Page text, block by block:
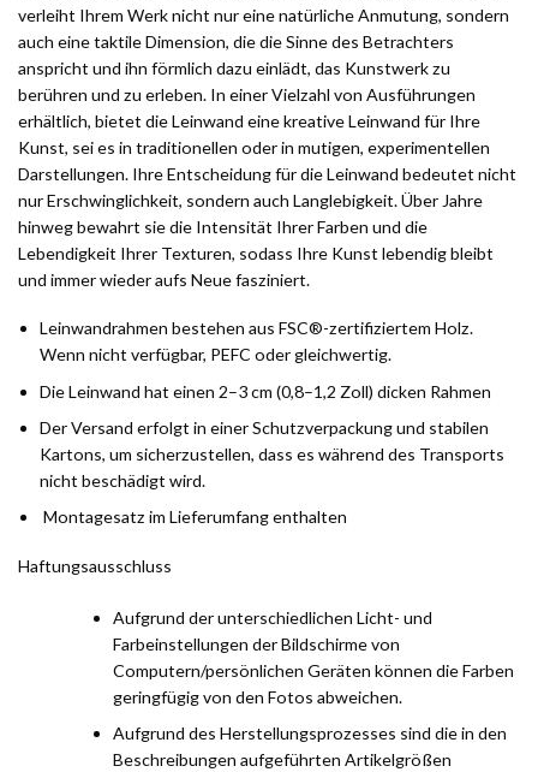
verleiht Ihrem Werk nicht nur eine natürliche Anmutung, sondern
auch eine taktile Dimension, die die Sinne des Betrachters
anspricht und ihn förmlich dazu einlädt, das Kunstwerk zu
berühren und zu erleben. In einer Vielzahl von Ausführungen
erhältlich, bietet die Leinwand eine kreative Leinwand für Ihre
Kunst, sei es in traditionellen oder in mutigen, experimentellen
Darstellungen. Ihre Entscheidung für die Leinwand bedeutet nicht
nur Erschwinglichkeit, sondern auch Langlebigkeit. Über Jahre
hinweg bewahrt sie die Intensität Ihrer Farben und die
Lebendigkeit Ihrer Texturen, sodass Ihre Kunst lebendig bleibt
und immer wieder aufs Neue fasziniert.
Leinwandrahmen bestehen aus FSC®-zertifiziertem Holz.
Wenn nicht verfügbar, PEFC oder gleichwertig.
Die Leinwand hat einen 2–3 cm (0,8–1,2 Zoll) dicken Rahmen
Der Versand erfolgt in einer Schutzverpackung und stabilen
Kartons, um sicherzustellen, dass es während des Transports
nicht beschädigt wird.
Montagesatz im Lieferumfang enthalten
Haftungsausschluss
Aufgrund der unterschiedlichen Licht- und
Farbeinstellungen der Bildschirme von
Computern/persönlichen Geräten können die Farben
geringfügig von den Fotos abweichen.
Aufgrund des Herstellungsprozesses sind die in den
Beschreibungen aufgeführten Artikelgrößen